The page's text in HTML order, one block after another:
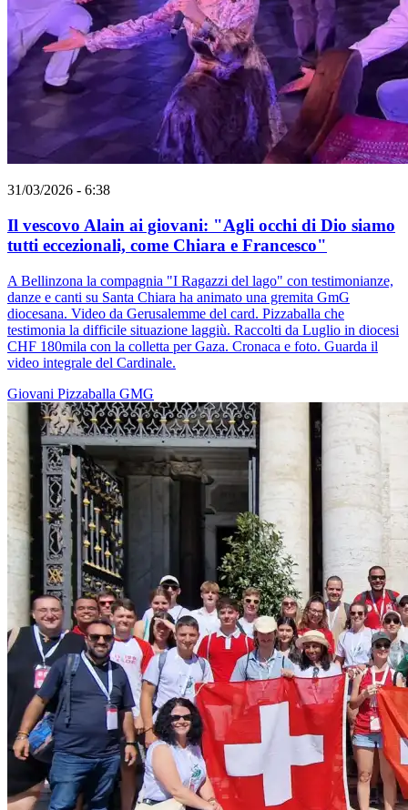
31/03/2026 - 6:38
Il vescovo Alain ai giovani: "Agli occhi di Dio siamo
tutti eccezionali, come Chiara e Francesco"
A Bellinzona la compagnia "I Ragazzi del lago" con testimonianze,
danze e canti su Santa Chiara ha animato una gremita GmG
diocesana. Video da Gerusalemme del card. Pizzaballa che
testimonia la difficile situazione laggiù. Raccolti da Luglio in diocesi
CHF 180mila con la colletta per Gaza. Cronaca e foto. Guarda il
video integrale del Cardinale.
Giovani Pizzaballa GMG